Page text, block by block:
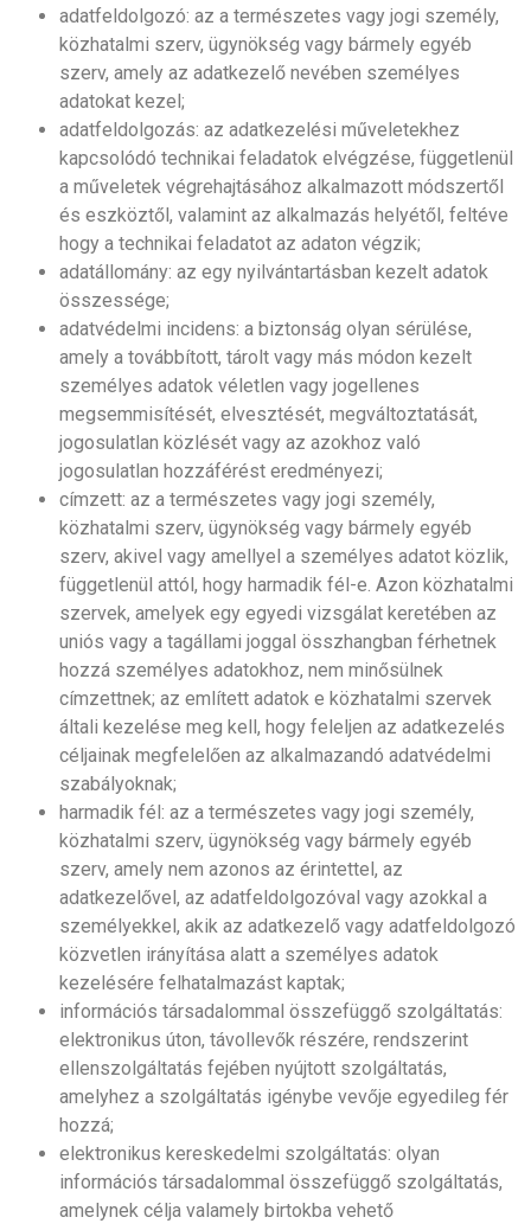
adatfeldolgozó: az a természetes vagy jogi személy,
közhatalmi szerv, ügynökség vagy bármely egyéb
szerv, amely az adatkezelő nevében személyes
adatokat kezel;
adatfeldolgozás: az adatkezelési műveletekhez
kapcsolódó technikai feladatok elvégzése, függetlenül
a műveletek végrehajtásához alkalmazott módszertől
és eszköztől, valamint az alkalmazás helyétől, feltéve
hogy a technikai feladatot az adaton végzik;
adatállomány: az egy nyilvántartásban kezelt adatok
összessége;
adatvédelmi incidens: a biztonság olyan sérülése,
amely a továbbított, tárolt vagy más módon kezelt
személyes adatok véletlen vagy jogellenes
megsemmisítését, elvesztését, megváltoztatását,
jogosulatlan közlését vagy az azokhoz való
jogosulatlan hozzáférést eredményezi;
címzett: az a természetes vagy jogi személy,
közhatalmi szerv, ügynökség vagy bármely egyéb
szerv, akivel vagy amellyel a személyes adatot közlik,
függetlenül attól, hogy harmadik fél-e. Azon közhatalmi
szervek, amelyek egy egyedi vizsgálat keretében az
uniós vagy a tagállami joggal összhangban férhetnek
hozzá személyes adatokhoz, nem minősülnek
címzettnek; az említett adatok e közhatalmi szervek
általi kezelése meg kell, hogy feleljen az adatkezelés
céljainak megfelelően az alkalmazandó adatvédelmi
szabályoknak;
harmadik fél: az a természetes vagy jogi személy,
közhatalmi szerv, ügynökség vagy bármely egyéb
szerv, amely nem azonos az érintettel, az
adatkezelővel, az adatfeldolgozóval vagy azokkal a
személyekkel, akik az adatkezelő vagy adatfeldolgozó
közvetlen irányítása alatt a személyes adatok
kezelésére felhatalmazást kaptak;
információs társadalommal összefüggő szolgáltatás:
elektronikus úton, távollevők részére, rendszerint
ellenszolgáltatás fejében nyújtott szolgáltatás,
amelyhez a szolgáltatás igénybe vevője egyedileg fér
hozzá;
elektronikus kereskedelmi szolgáltatás: olyan
információs társadalommal összefüggő szolgáltatás,
amelynek célja valamely birtokba vehető